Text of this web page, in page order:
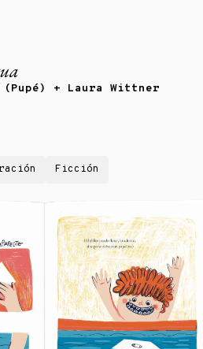
(Pupé) + Laura Wittner
Ficción